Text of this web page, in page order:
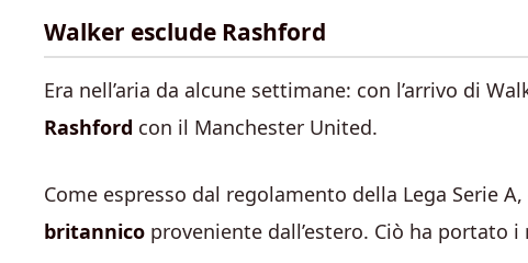
Walker esclude Rashford
Era nell’aria da alcune settimane: con l’arrivo di
Rashford con il Manchester United.
Come espresso dal regolamento della Lega Serie A,
britannico proveniente dall’estero. Ciò ha portato